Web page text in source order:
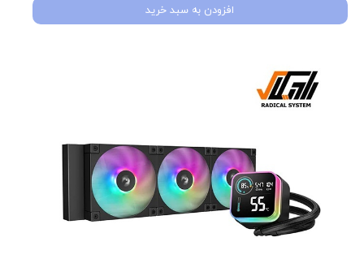
افزودن به سبد خرید